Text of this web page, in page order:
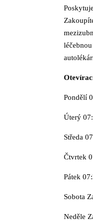
Pondělí
Úterý
Středa
Čtvrtek
Pátek
Sobota
Neděle